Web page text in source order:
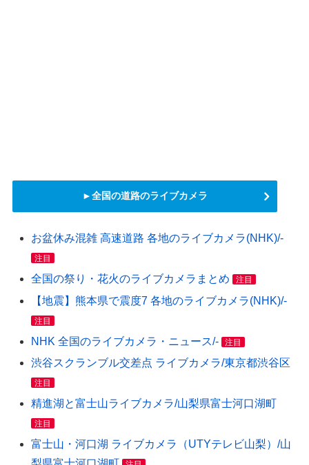
►全国の道路のライブカメラ
お盆休み混雑 高速道路 各地のライブカメラ(NHK)/-
注目
全国の祭り・花火のライブカメラまとめ 注目
【地震】熊本県で震度7 各地のライブカメラ(NHK)/-
注目
NHK 全国のライブカメラ・ニュース/- 注目
渋谷スクランブル交差点 ライブカメラ/東京都渋谷区
注目
精進湖と富士山ライブカメラ/山梨県富士河口湖町
注目
富士山・河口湖 ライブカメラ（UTYテレビ山梨）/山